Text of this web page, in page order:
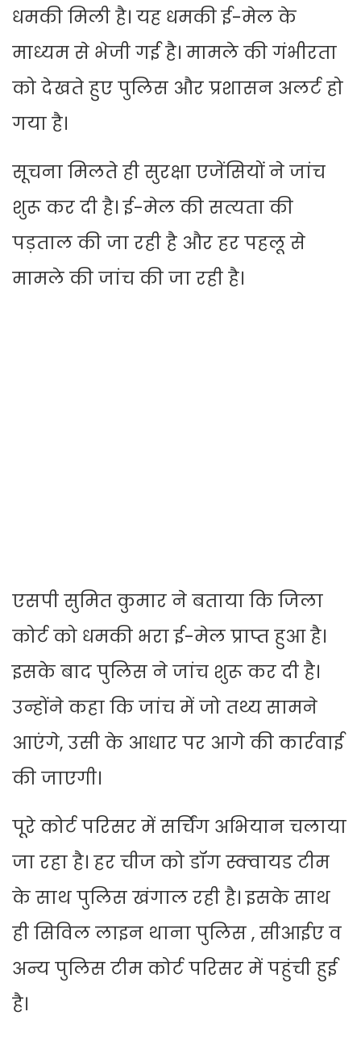
धमकी मिली है। यह धमकी ई-मेल के
माध्यम से भेजी गई है। मामले की गंभीरता
को देखते हुए पुलिस और प्रशासन अलर्ट हो
गया है।
सूचना मिलते ही सुरक्षा एजेंसियों ने जांच
शुरू कर दी है। ई-मेल की सत्यता की
पड़ताल की जा रही है और हर पहलू से
मामले की जांच की जा रही है।
एसपी सुमित कुमार ने बताया कि जिला
कोर्ट को धमकी भरा ई-मेल प्राप्त हुआ है।
इसके बाद पुलिस ने जांच शुरू कर दी है।
उन्होंने कहा कि जांच में जो तथ्य सामने
आएंगे, उसी के आधार पर आगे की कार्रवाई
की जाएगी।
पूरे कोर्ट परिसर में सर्चिंग अभियान चलाया
जा रहा है। हर चीज को डॉग स्क्वायड टीम
के साथ पुलिस खंगाल रही है। इसके साथ
ही सिविल लाइन थाना पुलिस , सीआईए व
अन्य पुलिस टीम कोर्ट परिसर में पहुंची हुई
है।